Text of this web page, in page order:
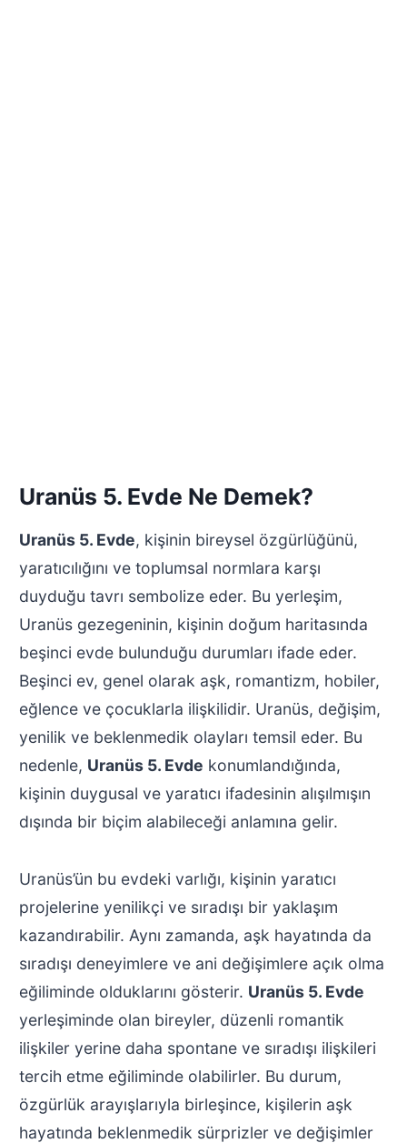
Uranüs 5. Evde Ne Demek?
Uranüs 5. Evde, kişinin bireysel özgürlüğünü,
yaratıcılığını ve toplumsal normlara karşı
duyduğu tavrı sembolize eder. Bu yerleşim,
Uranüs gezegeninin, kişinin doğum haritasında
beşinci evde bulunduğu durumları ifade eder.
Beşinci ev, genel olarak aşk, romantizm, hobiler,
eğlence ve çocuklarla ilişkilidir. Uranüs, değişim,
yenilik ve beklenmedik olayları temsil eder. Bu
nedenle, Uranüs 5. Evde konumlandığında,
kişinin duygusal ve yaratıcı ifadesinin alışılmışın
dışında bir biçim alabileceği anlamına gelir.
Uranüs’ün bu evdeki varlığı, kişinin yaratıcı
projelerine yenilikçi ve sıradışı bir yaklaşım
kazandırabilir. Aynı zamanda, aşk hayatında da
sıradışı deneyimlere ve ani değişimlere açık olma
eğiliminde olduklarını gösterir. Uranüs 5. Evde
yerleşiminde olan bireyler, düzenli romantik
ilişkiler yerine daha spontane ve sıradışı ilişkileri
tercih etme eğiliminde olabilirler. Bu durum,
özgürlük arayışlarıyla birleşince, kişilerin aşk
hayatında beklenmedik sürprizler ve değişimler